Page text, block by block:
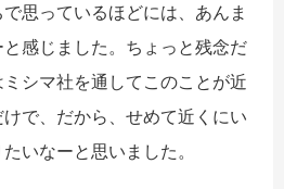
思っているほどには、あんま
感じました。ちょっと残念だ
シマ社を通してこのことが近
で、だから、せめて近くにい
いなーと思いました。